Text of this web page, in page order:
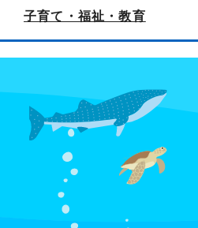
子育て・福祉・教育